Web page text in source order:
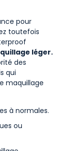
pour
toutefois
léger.
des
qui
maquillage
à normales.
ou